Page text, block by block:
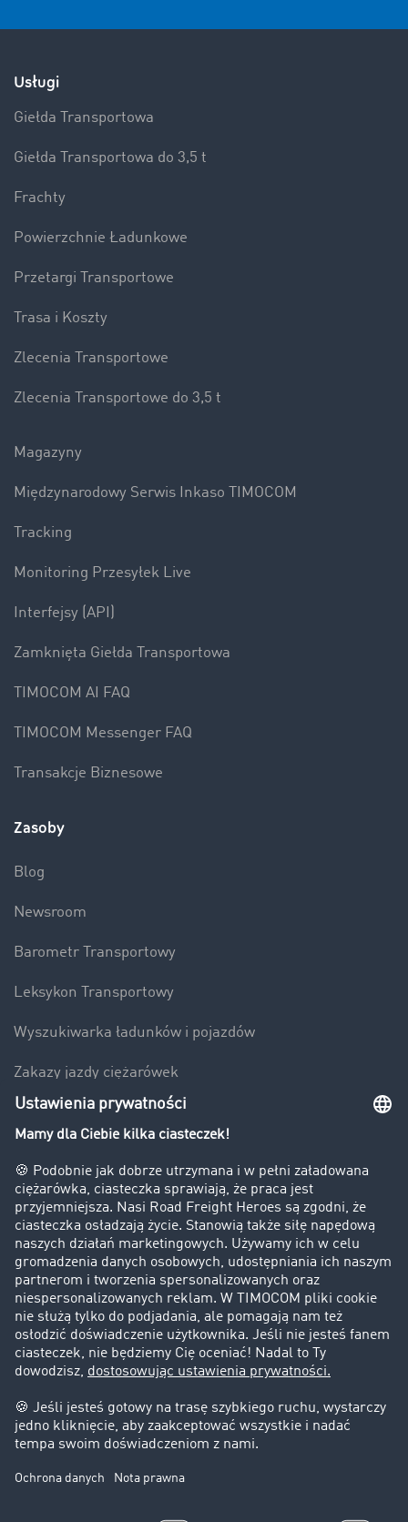
Usługi
Giełda Transportowa
Giełda Transportowa do 3,5 t
Frachty
Powierzchnie Ładunkowe
Przetargi Transportowe
Trasa i Koszty
Zlecenia Transportowe
Zlecenia Transportowe do 3,5 t
Magazyny
Międzynarodowy Serwis Inkaso TIMOCOM
Tracking
Monitoring Przesyłek Live
Interfejsy (API)
Zamknięta Giełda Transportowa
TIMOCOM AI FAQ
TIMOCOM Messenger FAQ
Transakcje Biznesowe
Zasoby
Blog
Newsroom
Barometr Transportowy
Leksykon Transportowy
Wyszukiwarka ładunków i pojazdów
Zakazy jazdy ciężarówek
Bezpieczeństwo
Firma
Historie sukcesu
Klienci pozyskują nowych klientów
Informacje prawne
Impressum
OWU
Ochrona danych
Ustawienia plików cookies